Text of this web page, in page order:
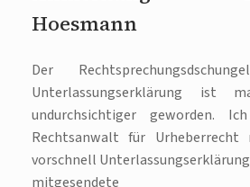
Hoesmann
Der
Unterlassungserklärung ist
undurchsichtiger geworden.
Rechtsanwalt für Urheberrecht
vorschnell
mitgesendete